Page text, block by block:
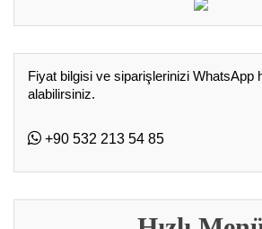
Fiyat bilgisi ve siparişlerinizi WhatsApp
alabilirsiniz.
+90 532 213 54 85